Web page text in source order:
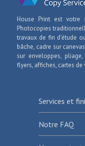
House Print est votre
Photocopies
travaux de fin d’étude
bâche, cadre sur
sur enveloppes,
flyers, affiches, cartes de
Services et
Notre FAQ